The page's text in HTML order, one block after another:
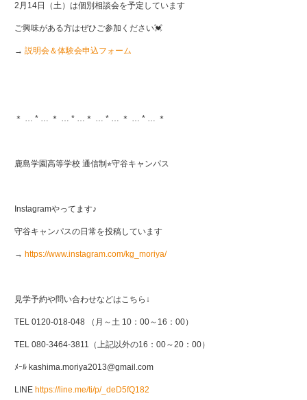
2月14日（土）は個別相談会を予定しています
ご興味がある方はぜひご参加ください💓
→ 説明会＆体験会申込フォーム
＊ … * … ＊ … * …＊ … * … ＊ … * … ＊
鹿島学園高等学校 通信制⭐︎守谷キャンパス
Instagramやってます♪
守谷キャンパスの日常を投稿しています
→ https://www.instagram.com/kg_moriya/
見学予約や問い合わせなどはこちら↓
TEL 0120-018-048 （月～土 10：00～16：00）
TEL 080-3464-3811（上記以外の16：00～20：00）
ﾒｰﾙ kashima.moriya2013@gmail.com
LINE https://line.me/ti/p/_deD5fQ182